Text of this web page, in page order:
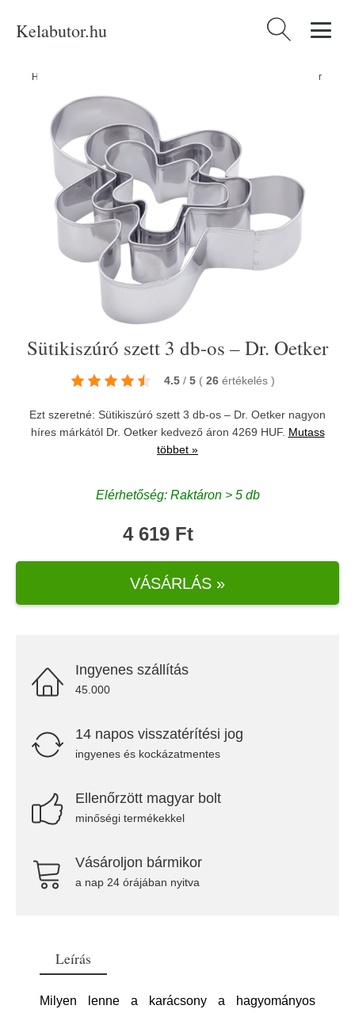
Kelabutor.hu Keresés:
Home Sütikiszúró szett 3 db-os – Dr. Oetker
Sütikiszúró szett 3 db-os – Dr. Oetker
4.5 / 5 ( 26 értékelés )
Ezt szeretné: Sütikiszúró szett 3 db-os – Dr. Oetker nagyon
híres márkától Dr. Oetkerkedvező áron 4269 HUF. Mutass
többet »
Elérhetőség: Raktáron > 5 db
4 619 Ft
VÁSÁRLÁS »
Ingyenes szállítás
45.000
14 napos visszatérítési jog
ingyenes és kockázatmentes
Ellenőrzött magyar bolt
minőségi termékekkel
Vásároljon bármikor
a nap 24 órájában nyitva
Leírás
Milyen lenne a karácsony a hagyományos